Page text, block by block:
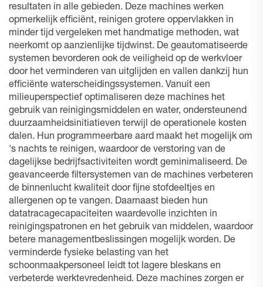
resultaten in alle gebieden. Deze machines werken
opmerkelijk efficiënt, reinigen grotere oppervlakken in
minder tijd vergeleken met handmatige methoden, wat
neerkomt op aanzienlijke tijdwinst. De geautomatiseerde
systemen bevorderen ook de veiligheid op de werkvloer
door het verminderen van uitglijden en vallen dankzij hun
efficiënte waterscheidingssystemen. Vanuit een
milieuperspectief optimaliseren deze machines het
gebruik van reinigingsmiddelen en water, ondersteunend
duurzaamheidsinitiatieven terwijl de operationele kosten
dalen. Hun programmeerbare aard maakt het mogelijk om
's nachts te reinigen, waardoor de verstoring van de
dagelijkse bedrijfsactiviteiten wordt geminimaliseerd. De
geavanceerde filtersystemen van de machines verbeteren
de binnenlucht kwaliteit door fijne stofdeeltjes en
allergenen op te vangen. Daarnaast bieden hun
datatracagecapaciteiten waardevolle inzichten in
reinigingspatronen en het gebruik van middelen, waardoor
betere managementbeslissingen mogelijk worden. De
verminderde fysieke belasting van het
schoonmaakpersoneel leidt tot lagere bleskans en
verbeterde werktevredenheid. Deze machines zorgen er